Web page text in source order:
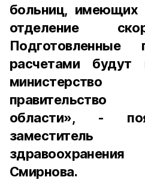
больниц, имеющих
отделение
Подготовленные
расчетами будут
правительство
области», -
Смирнова.